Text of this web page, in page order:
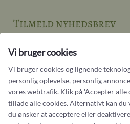
Tilmeld nyhedsbrev
Vi bruger cookies
Vi bruger cookies og lignende
personlig oplevelse, personlig
vores webtrafik. Klik på 'Accepter alle
tillade alle cookies. Alternativt kan du
du ønsker at acceptere eller